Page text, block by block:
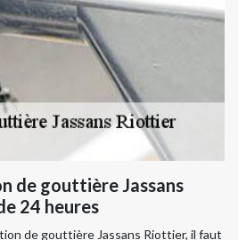
de gouttière Jassans
24 heures
de gouttière Jassans Riottier, il faut